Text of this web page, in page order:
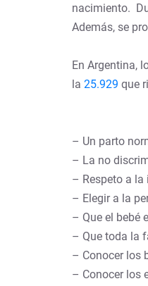
nacimiento.
Además, se
En Argentina,
la 25.929 que
– Un parto
– La no
– Respeto a
– Elegir a la
– Que el bebé
– Que toda la
– Conocer los
– Conocer los